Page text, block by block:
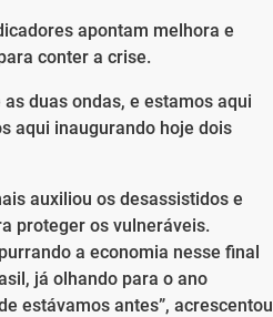
apontam melhora e
conter a crise.
duas ondas, e estamos aqui
aqui inaugurando hoje dois
auxiliou os desassistidos e
proteger os vulneráveis.
a economia nesse final
já olhando para o ano
estávamos antes”, acrescentou